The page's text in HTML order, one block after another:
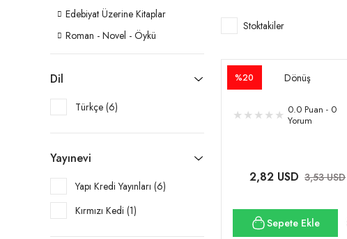
Edebiyat Üzerine Kitaplar
Roman - Novel - Öykü
Dil
Türkçe (6)
Yayınevi
Yapı Kredi Yayınları (6)
Kırmızı Kedi (1)
Stoktakiler
%20 Dönüş
0.0 Puan - 0
Yorum
2,82 USD 3,53 USD
Sepete Ekle